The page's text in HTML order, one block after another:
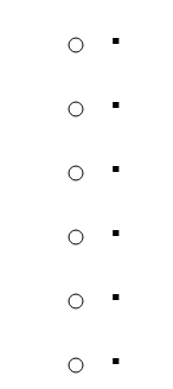
･
･
･
･
･
･